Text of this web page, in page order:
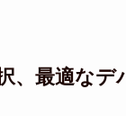
、最適なデ